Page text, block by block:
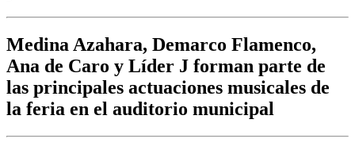
Medina Azahara, Demarco Flamenco,
Ana de Caro y Líder J forman parte de
las principales actuaciones musicales de
la feria en el auditorio municipal